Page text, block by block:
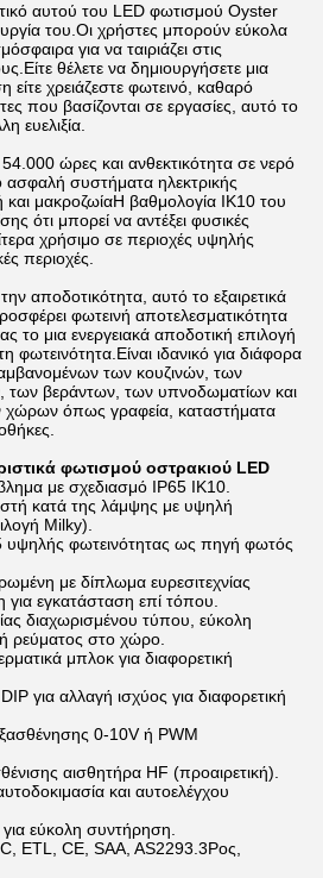
αυτού του LED φωτισμού Oyster
του.Οι χρήστες μπορούν εύκολα
για να ταιριάζει στις
θέλετε να δημιουργήσετε μια
είτε χρειάζεστε φωτεινό, καθαρό
που βασίζονται σε εργασίες, αυτό το
ευελιξία.
ώρες και ανθεκτικότητα σε νερό
ασφαλή συστήματα ηλεκτρικής
και μακροζωίαΗ βαθμολογία IK10 του
ότι μπορεί να αντέξει φυσικές
χρήσιμο σε περιοχές υψηλής
περιοχές.
αποδοτικότητα, αυτό το εξαιρετικά
φωτεινή αποτελεσματικότητα
το μια ενεργειακά αποδοτική επιλογή
φωτεινότητα.Είναι ιδανικό για διάφορα
των κουζινών, των
βεράντων, των υπνοδωματίων και
χώρων όπως γραφεία, καταστήματα
φωτισμού οστρακιού LED
με σχεδιασμό IP65 IK10.
κατά της λάμψης με υψηλή
Milky).
φωτεινότητας ως πηγή φωτός
με δίπλωμα ευρεσιτεχνίας
εγκατάσταση επί τόπου.
διαχωρισμένου τύπου, εύκολη
ρεύματος στο χώρο.
μπλοκ για διαφορετική
για αλλαγή ισχύος για διαφορετική
0-10V ή PWM
αισθητήρα HF (προαιρετική).
και αυτοελέγχου
εύκολη συντήρηση.
ETL, CE, SAA, AS2293.3Ρος,